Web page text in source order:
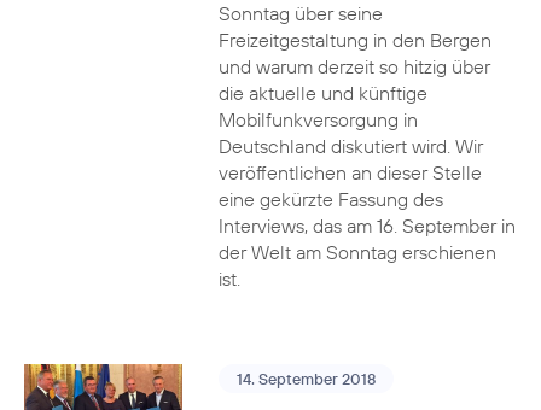
Sonntag über seine
Freizeitgestaltung in den Bergen
und warum derzeit so hitzig über
die aktuelle und künftige
Mobilfunkversorgung in
Deutschland diskutiert wird. Wir
veröffentlichen an dieser Stelle
eine gekürzte Fassung des
Interviews, das am 16. September in
der Welt am Sonntag erschienen
ist.
14. September 2018